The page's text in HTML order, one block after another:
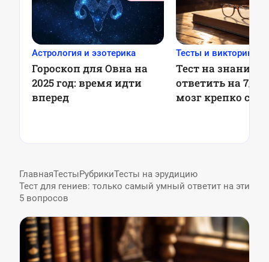
Астрология и эзотерика
Гороскоп для Овна на
2025 год: время идти
вперед
Тесты и викторины
Тест на знания:
ответить на 7/7
мозг крепко
ГлавнаяТестыРубрикиТесты на эрудицию
Тест для гениев: только самый умный ответит на эти
5 вопросов